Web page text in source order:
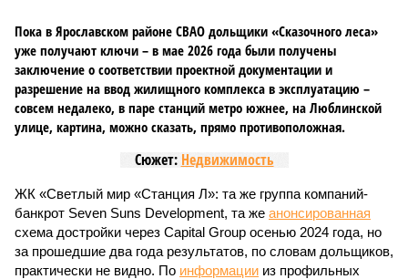
Пока в Ярославском районе СВАО дольщики «Сказочного леса»
уже получают ключи – в мае 2026 года были получены
заключение о соответствии проектной документации и
разрешение на ввод жилищного комплекса в эксплуатацию –
совсем недалеко, в паре станций метро южнее, на Люблинской
улице, картина, можно сказать, прямо противоположная.
Сюжет: Недвижимость
ЖК «Светлый мир «Станция Л»: та же группа компаний-
банкрот Seven Suns Development, та же анонсированная
схема достройки через Capital Group осенью 2024 года, но
за прошедшие два года результатов, по словам дольщиков,
практически не видно. По информации из профильных